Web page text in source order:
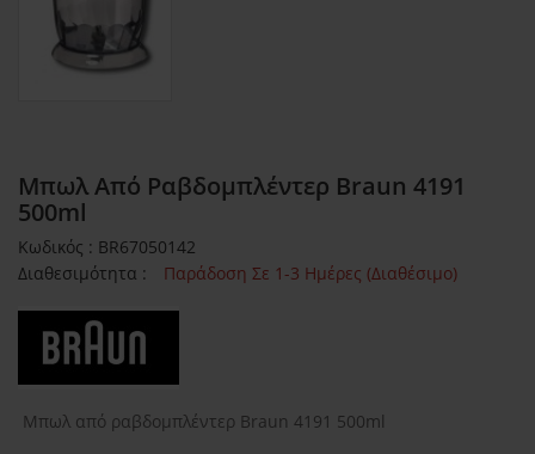
Μπωλ Από Ραβδομπλέντερ Braun 4191
500ml
Κωδικός : BR67050142
Διαθεσιμότητα :
Παράδοση Σε 1-3 Ημέρες (Διαθέσιμο)
Μπωλ από ραβδομπλέντερ Braun 4191 500ml